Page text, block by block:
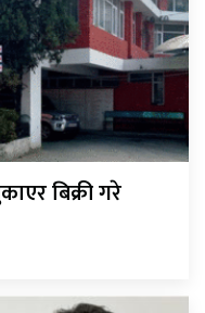
बिक्री गरे